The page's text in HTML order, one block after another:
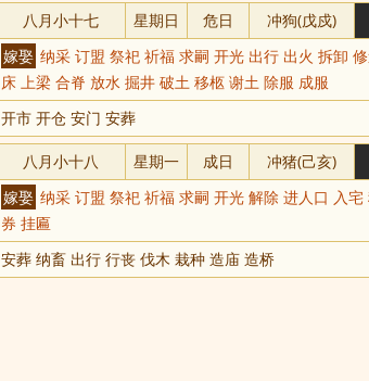
八月小十七 星期日 危日 冲狗(戊戍)
嫁娶 纳采 订盟 祭祀 祈福 求嗣 开光 出行 出火 拆卸
床 上梁 合脊 放水 掘井 破土 移柩 谢土 除服 成服
开市 开仓 安门 安葬
八月小十八 星期一 成日 冲猪(己亥)
嫁娶 纳采 订盟 祭祀 祈福 求嗣 开光 解除 进人口 入
券 挂匾
安葬 纳畜 出行 行丧 伐木 栽种 造庙 造桥